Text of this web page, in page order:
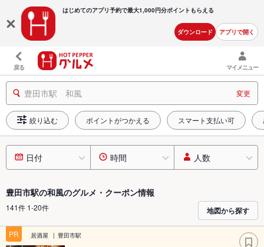
はじめてのアプリ予約で最大1,000円分ポイントもらえる
ダウンロード アプリで開く
戻る マイメニュー
豊田市駅 和風 変更
絞り込む ポイントがつかえる スマート支払い可
日付 時間 人数
豊田市駅の和風のグルメ・クーポン情報
141件 1-20件 地図から探す
PR 居酒屋 豊田市駅